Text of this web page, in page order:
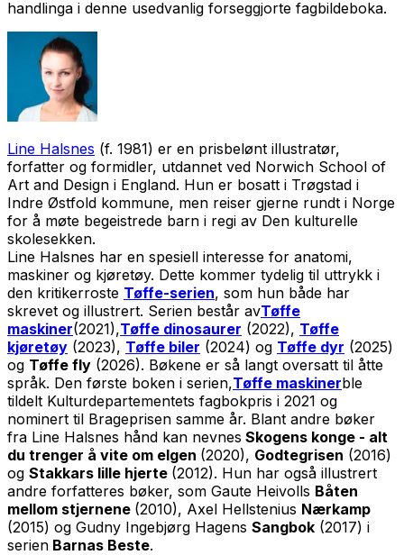
handlinga i denne usedvanlig forseggjorte fagbildeboka.
Line Halsnes (f. 1981) er en prisbelønt illustratør,
forfatter og formidler, utdannet ved Norwich School of
Art and Design i England. Hun er bosatt i Trøgstad i
Indre Østfold kommune, men reiser gjerne rundt i Norge
for å møte begeistrede barn i regi av Den kulturelle
skolesekken.
Line Halsnes har en spesiell interesse for anatomi,
maskiner og kjøretøy. Dette kommer tydelig til uttrykk i
den kritikerroste Tøffe-serien, som hun både har
skrevet og illustrert. Serien består avTøffe
maskiner(2021),Tøffe dinosaurer (2022), Tøffe
kjøretøy (2023), Tøffe biler (2024) og Tøffe dyr (2025)
og Tøffe fly (2026). Bøkene er så langt oversatt til åtte
språk. Den første boken i serien,Tøffe maskinerble
tildelt Kulturdepartementets fagbokpris i 2021 og
nominert til Brageprisen samme år. Blant andre bøker
fra Line Halsnes hånd kan nevnes Skogens konge - alt
du trenger å vite om elgen (2020), Godtegrisen (2016)
og Stakkars lille hjerte (2012). Hun har også illustrert
andre forfatteres bøker, som Gaute Heivolls Båten
mellom stjernene (2010), Axel Hellstenius Nærkamp
(2015) og Gudny Ingebjørg Hagens Sangbok (2017) i
serien Barnas Beste.